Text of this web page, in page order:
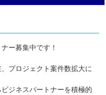
ー募集中です！
プロジェクト案件数拡大に
ジネスパートナーを積極的